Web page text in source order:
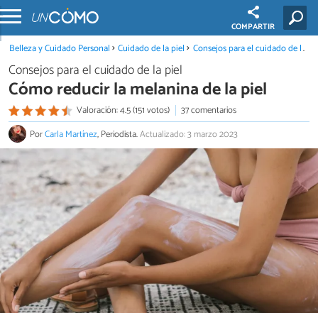
COMPARTIR
Belleza y Cuidado Personal Cuidado de la piel Consejos para el cuidado de la piel
Consejos para el cuidado de la piel
Cómo reducir la melanina de la piel
Valoración: 4.5 (151 votos)
37 comentarios
PorCarla Martínez, Periodista.Actualizado: 3 marzo 2023